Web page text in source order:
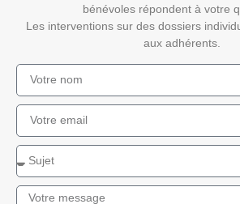
bénévoles répondent à votre
Les interventions sur des dossiers
aux adhérents.